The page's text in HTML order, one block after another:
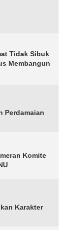
Tidak Sibuk
Membangun
Perdamaian
Komite
Karakter